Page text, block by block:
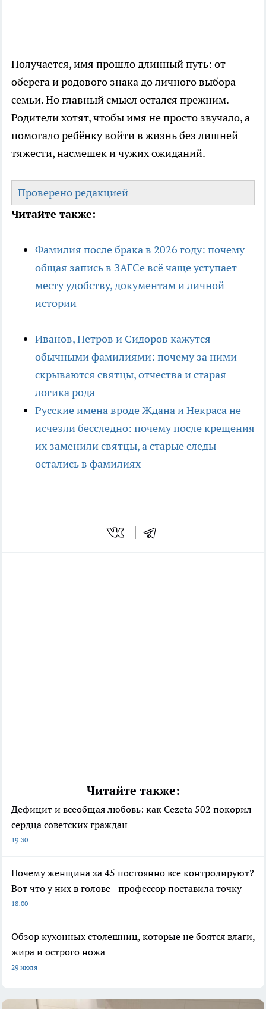
Получается, имя прошло длинный путь: от
оберега и родового знака до личного выбора
семьи. Но главный смысл остался прежним.
Родители хотят, чтобы имя не просто звучало, а
помогало ребёнку войти в жизнь без лишней
тяжести, насмешек и чужих ожиданий.
Проверено редакцией
Читайте также:
Фамилия после брака в 2026 году: почему
общая запись в ЗАГСе всё чаще уступает
месту удобству, документам и личной
истории
Иванов, Петров и Сидоров кажутся
обычными фамилиями: почему за ними
скрываются святцы, отчества и старая
логика рода
Русские имена вроде Ждана и Некраса не
исчезли бесследно: почему после крещения
их заменили святцы, а старые следы
остались в фамилиях
Читайте также:
Дефицит и всеобщая любовь: как Cezeta 502 покорил
сердца советских граждан
19:30
Почему женщина за 45 постоянно все контролируют?
Вот что у них в голове - профессор поставила точку
18:00
Обзор кухонных столешниц, которые не боятся влаги,
жира и острого ножа
29 июля